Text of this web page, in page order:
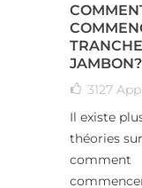
JAMBON?
3127
Il existe
théories sur
comment